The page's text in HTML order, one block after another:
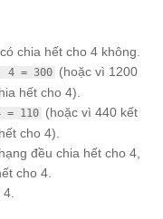
chia hết cho 4 không.
4 = 300 (hoặc vì 1200
hết cho 4).
= 110 (hoặc vì 440 kết
cho 4).
đều chia hết cho 4,
cho 4.